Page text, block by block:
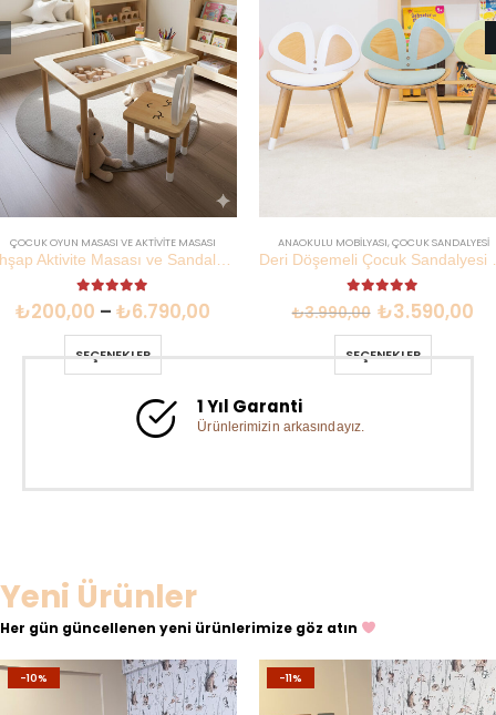
ÇOCUK OYUN MASASI VE AKTIVITE MASASI
5.00 out of 5
₺200,00 – ₺6.790,00
SEÇENEKLER
ANAOKULU MOBILYASI,ÇOCUK SANDALYESI
5.00out of 5
₺3.990,00 ₺3.590,00
SEÇENEKLER
1 Yıl Garanti
Ürünlerimizin arkasındayız.
Yeni Ürünler
Her gün güncellenen yeni ürünlerimize göz atın
-10% -11%